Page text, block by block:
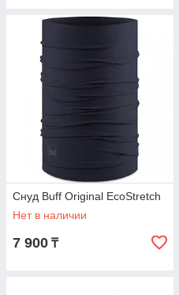
Снуд Buff Original EcoStretch
Нет в наличии
7 900 ₸